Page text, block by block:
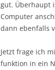
gut. Überhaupt
Computer
dann ebenfalls
Jetzt frage ich
funktion in ein